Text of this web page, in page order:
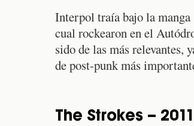
Interpol traía bajo la manga
cual rockearon en el
sido de las más relevantes,
de post-punk más
The Strokes – 2011